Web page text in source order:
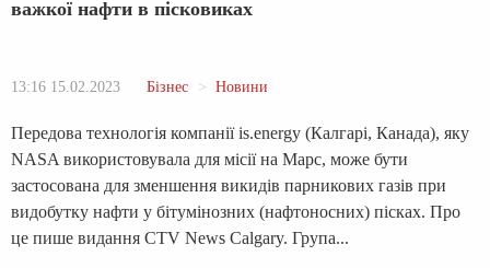
важкої нафти в пісковиках
13:16 15.02.2023 Бізнес Новини
Передова технологія компанії is.energy (Калгарі, Канада), яку
NASA використовувала для місії на Марс, може бути
застосована для зменшення викидів парникових газів при
видобутку нафти у бітумінозних (нафтоносних) пісках. Про
це пише видання CTV News Calgary. Група...